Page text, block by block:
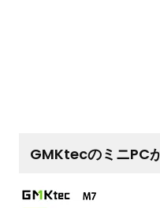
GMKtecのミニPC